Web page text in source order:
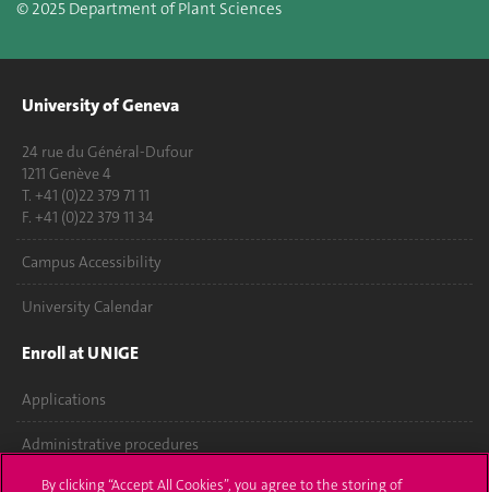
© 2025 Department of Plant Sciences
University of Geneva
24 rue du Général-Dufour
1211 Genève 4
T. +41 (0)22 379 71 11
F. +41 (0)22 379 11 34
Campus Accessibility
University Calendar
Enroll at UNIGE
Applications
Administrative procedures
By clicking “Accept All Cookies”, you agree to the storing of